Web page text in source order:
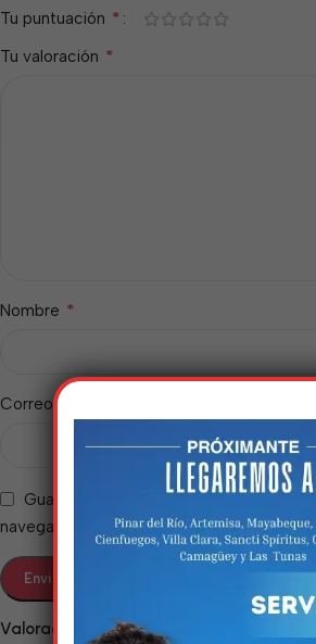
Valoraciones
Tu puntuación *
Tu valoración *
Nombre *
Correo electrónico
Guarda mi nombre, correo electrónico
navegador para la próxima vez que
Estamos
nisso!
Em breve, esta página